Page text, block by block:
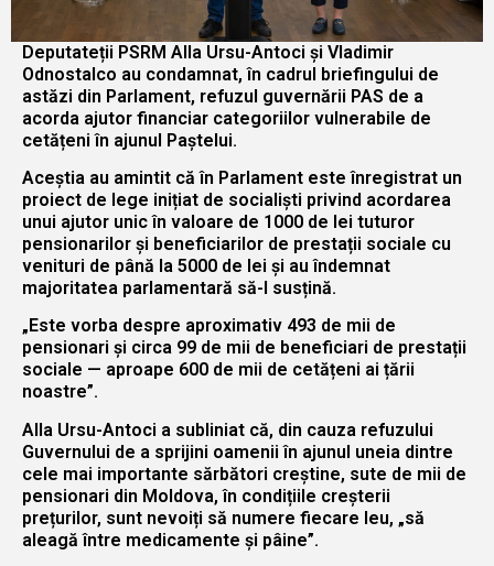
Deputateții PSRM Alla Ursu-Antoci și Vladimir
Odnostalco au condamnat, în cadrul briefingului de
astăzi din Parlament, refuzul guvernării PAS de a
acorda ajutor financiar categoriilor vulnerabile de
cetățeni în ajunul Paștelui.
Aceștia au amintit că în Parlament este înregistrat un
proiect de lege inițiat de socialiști privind acordarea
unui ajutor unic în valoare de 1000 de lei tuturor
pensionarilor și beneficiarilor de prestații sociale cu
venituri de până la 5000 de lei și au îndemnat
majoritatea parlamentară să-l susțină.
„Este vorba despre aproximativ 493 de mii de
pensionari și circa 99 de mii de beneficiari de prestații
sociale — aproape 600 de mii de cetățeni ai țării
noastre”.
Alla Ursu-Antoci a subliniat că, din cauza refuzului
Guvernului de a sprijini oamenii în ajunul uneia dintre
cele mai importante sărbători creștine, sute de mii de
pensionari din Moldova, în condițiile creșterii
prețurilor, sunt nevoiți să numere fiecare leu, „să
aleagă între medicamente și pâine”.